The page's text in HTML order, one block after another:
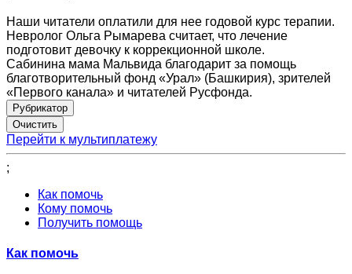
Наши читатели оплатили для нее годовой курс терапии.
Невролог Ольга Рымарева считает, что лечение
подготовит девочку к коррекционной школе.
Сабинина мама Мальвида благодарит за помощь
благотворительный фонд «Урал» (Башкирия), зрителей
«Первого канала» и читателей Русфонда.
Рубрикатор
Перейти к мультиплатежу
;
Как помочь
Кому помочь
Получить помощь
Как помочь